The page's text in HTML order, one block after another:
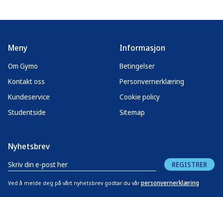
Meny
Om Gymo
Kontakt oss
Kundeservice
Studentside
Informasjon
Betingelser
Personvernerklæring
Cookie policy
Sitemap
Nyhetsbrev
REGISTRER
Ved å melde deg på vårt nyhetsbrev godtar du vår personvernerklæring